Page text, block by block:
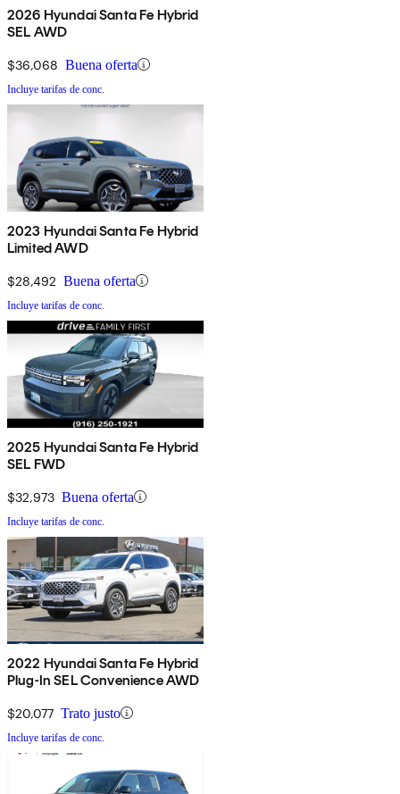
2026 Hyundai Santa Fe Hybrid
SEL AWD
$36,068 Buena oferta
Incluye tarifas de conc.
2023 Hyundai Santa Fe Hybrid
Limited AWD
$28,492 Buena oferta
Incluye tarifas de conc.
2025 Hyundai Santa Fe Hybrid
SEL FWD
$32,973 Buena oferta
Incluye tarifas de conc.
2022 Hyundai Santa Fe Hybrid
Plug-In SEL Convenience AWD
$20,077 Trato justo
Incluye tarifas de conc.